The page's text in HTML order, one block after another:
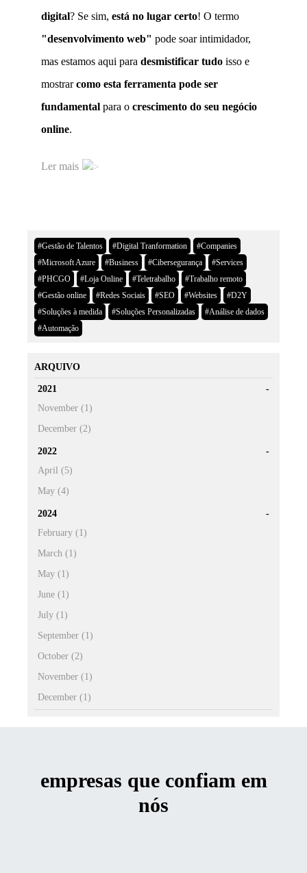
digital? Se sim, está no lugar certo! O termo
"desenvolvimento web" pode soar intimidador,
mas estamos aqui para desmistificar tudo isso e
mostrarcomo esta ferramenta pode ser
fundamental para o crescimento do seu negócio
online.
Ler mais
#Gestão de Talentos #Digital Tranformation
#Companies
#Microsoft Azure
#Business #Cibersegurança
#Services
#PHCGO
#Loja Online #Teletrabalho
#Trabalho remoto
#Gestão online
#Redes Sociais #SEO #Websites
#D2Y
#Soluções à medida
#Soluções Personalizadas
#Análise de dados
#Automação
ARQUIVO
2021
November (1)
December (2)
2022
April (5)
May (4)
2024
February (1)
March (1)
May (1)
June (1)
July (1)
September (1)
October (2)
November (1)
December (1)
empresas que confiam em
nós